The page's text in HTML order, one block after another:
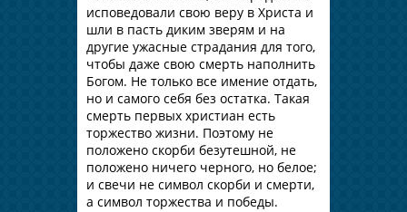
исповедовали свою веру в Христа и
шли в пасть диким зверям и на
другие ужасные страдания для того,
чтобы даже свою смерть наполнить
Богом. Не только все имение отдать,
но и самого себя без остатка. Такая
смерть первых христиан есть
торжество жизни. Поэтому не
положено скорби безутешной, не
положено ничего черного, но белое;
и свечи не символ скорби и смерти,
а символ торжества и победы.